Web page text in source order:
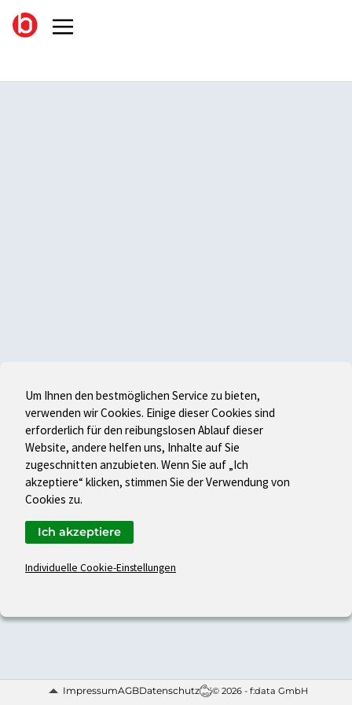
ImpressumAGBDatenschutz © 2026 - f:data GmbH
Um Ihnen den bestmöglichen Service zu bieten,
verwenden wir Cookies. Einige dieser Cookies sind
erforderlich für den reibungslosen Ablauf dieser
Website, andere helfen uns, Inhalte auf Sie
zugeschnitten anzubieten. Wenn Sie auf „Ich
akzeptiere“ klicken, stimmen Sie der Verwendung von
Cookies zu.
Individuelle Cookie-Einstellungen
Ich akzeptiere